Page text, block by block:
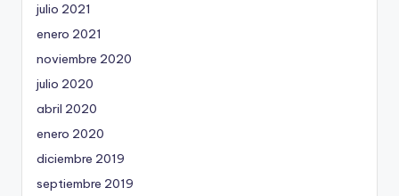
julio 2021
enero 2021
noviembre 2020
julio 2020
abril 2020
enero 2020
diciembre 2019
septiembre 2019